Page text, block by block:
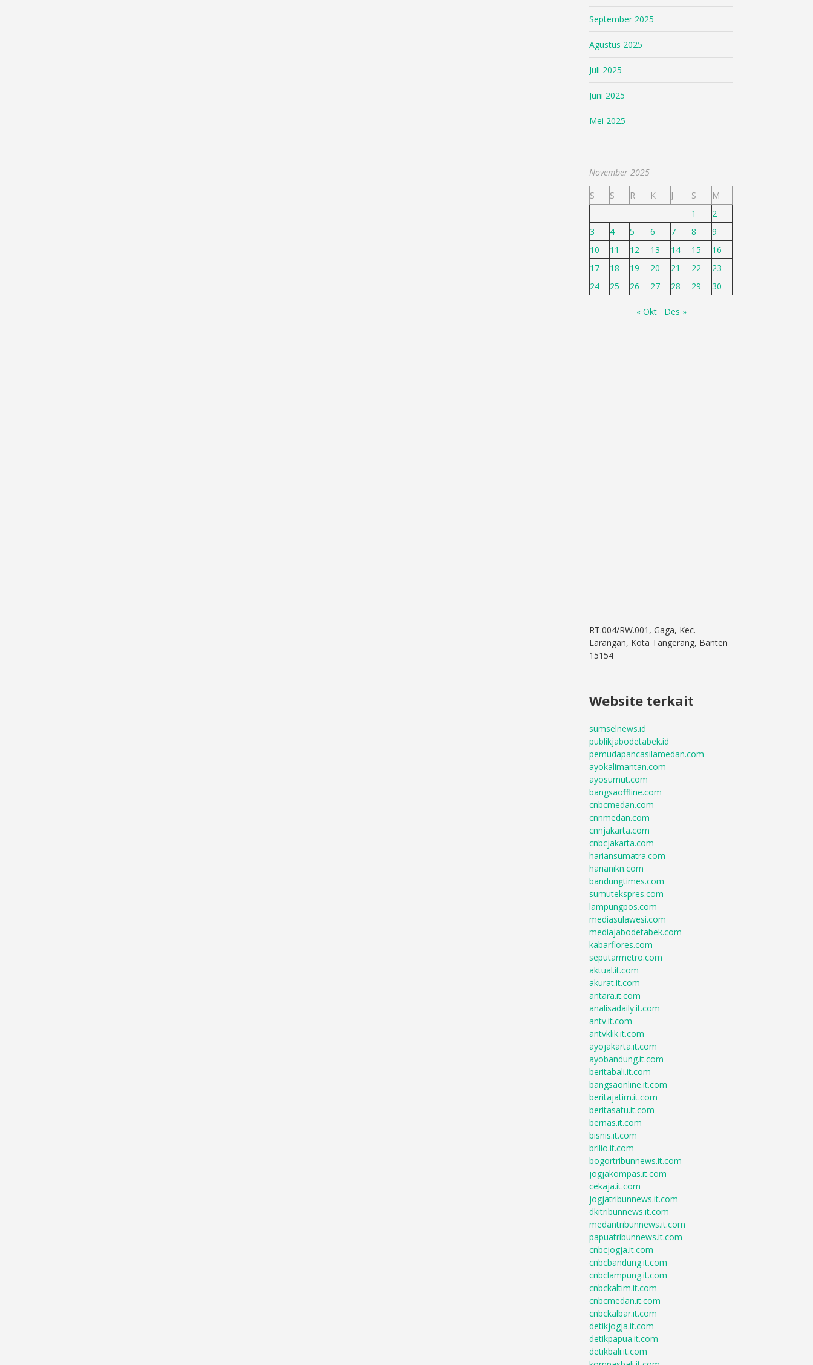
September 2025
Agustus 2025
Juli 2025
Juni 2025
Mei 2025
November 2025
S
S R K J S
M
1
2
3
4 5 6 7 8
9
10
11 12 13 14 15
16
17
18 19 20 21 22
23
24
25 26 27 28 29 30
« Okt Des »
RT.004/RW.001, Gaga, Kec.
Larangan, Kota Tangerang, Banten
15154
Website terkait
sumselnews.id
publikjabodetabek.id
pemudapancasilamedan.com
ayokalimantan.com
ayosumut.com
bangsaoffline.com
cnbcmedan.com
cnnmedan.com
cnnjakarta.com
cnbcjakarta.com
hariansumatra.com
harianikn.com
bandungtimes.com
sumutekspres.com
lampungpos.com
mediasulawesi.com
mediajabodetabek.com
kabarflores.com
seputarmetro.com
aktual.it.com
akurat.it.com
antara.it.com
analisadaily.it.com
antv.it.com
antvklik.it.com
ayojakarta.it.com
ayobandung.it.com
beritabali.it.com
bangsaonline.it.com
beritajatim.it.com
beritasatu.it.com
bernas.it.com
bisnis.it.com
brilio.it.com
bogortribunnews.it.com
jogjakompas.it.com
cekaja.it.com
jogjatribunnews.it.com
dkitribunnews.it.com
medantribunnews.it.com
papuatribunnews.it.com
cnbcjogja.it.com
cnbcbandung.it.com
cnbclampung.it.com
cnbckaltim.it.com
cnbcmedan.it.com
cnbckalbar.it.com
detikjogja.it.com
detikpapua.it.com
detikbali.it.com